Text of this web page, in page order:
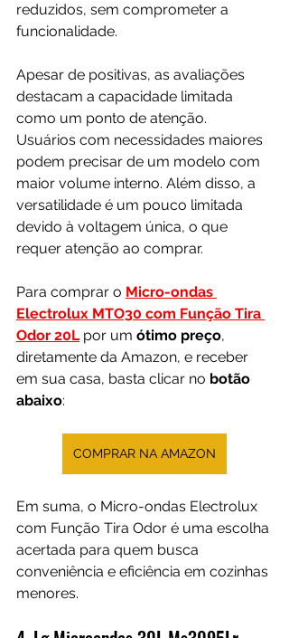
reduzidos, sem comprometer a
funcionalidade.
Apesar de positivas, as avaliações
destacam a capacidade limitada
como um ponto de atenção.
Usuários com necessidades maiores
podem precisar de um modelo com
maior volume interno. Além disso, a
versatilidade é um pouco limitada
devido à voltagem única, o que
requer atenção ao comprar.
Para comprar o Micro-ondas
Electrolux MTO30 com Função Tira
Odor 20L por um ótimo preço,
diretamente da Amazon, e receber
em sua casa, basta clicar no botão
abaixo:
COMPRAR NA AMAZON
Em suma, o Micro-ondas Electrolux
com Função Tira Odor é uma escolha
acertada para quem busca
conveniência e eficiência em cozinhas
menores.